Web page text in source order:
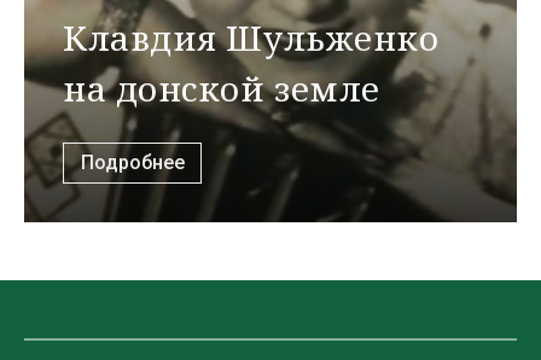
Клавдия Шульженко
на донской земле
Подробнее